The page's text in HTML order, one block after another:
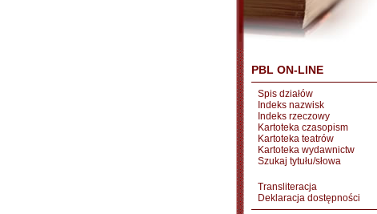
PBL ON-LINE
Spis działów
Indeks nazwisk
Indeks rzeczowy
Kartoteka czasopism
Kartoteka teatrów
Kartoteka wydawnictw
Szukaj tytułu/słowa
Transliteracja
Deklaracja dostępności